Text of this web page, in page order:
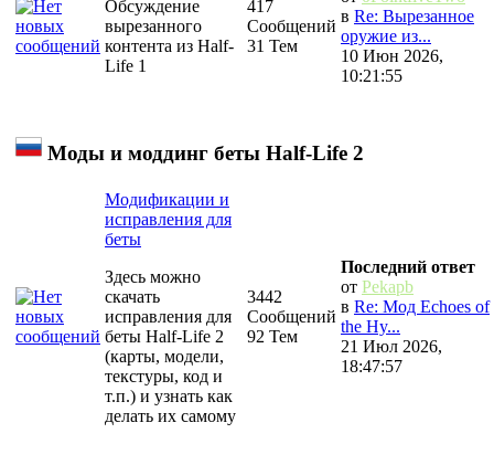
Обсуждение
вырезанного
контента из Half-
Life 1
417
Сообщений
31 Тем
в Re: Вырезанное
оружие из...
10 Июн 2026,
10:21:55
Моды и моддинг беты Half-Life 2
Модификации и
исправления для
беты
Здесь можно
скачать
исправления для
беты Half-Life 2
(карты, модели,
текстуры, код и
т.п.) и узнать как
делать их самому
3442
Сообщений
92 Тем
Последний ответ
от Pekapb
в Re: Мод Echoes of
the Hy...
21 Июл 2026,
18:47:57